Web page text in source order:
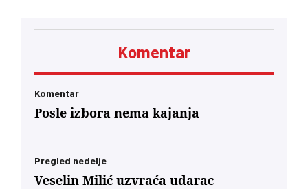
Komentar
Komentar
Posle izbora nema kajanja
Pregled nedelje
Veselin Milić uzvraća udarac